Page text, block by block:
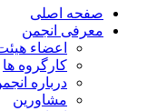
صفحه اصلی
معرفی انجمن
اعضاء
کارگروه ها
درباره
مشاورین